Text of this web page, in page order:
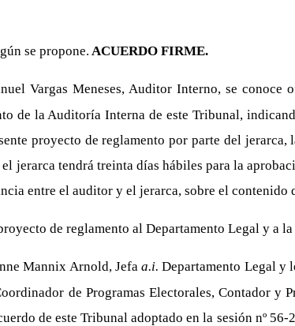
se propone. ACUERDO FIRME.
Vargas Meneses, Auditor Interno, se
de la Auditoría Interna de este Tribunal,
proyecto de reglamento por parte del
jerarca tendrá treinta días hábiles para la
entre el auditor y el jerarca, sobre el contenido
de reglamento al Departamento Legal y a
Mannix Arnold, Jefaa.i. Departamento Legal y
de Programas Electorales, Contador y
de este Tribunal adoptado en la sesión nº